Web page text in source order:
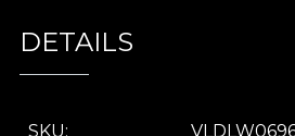
Wurzeln der Kreation, tief im
DETAILS
SKU